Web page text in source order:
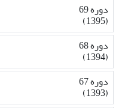
دوره 69
(1395)
دوره 68
(1394)
دوره 67
(1393)